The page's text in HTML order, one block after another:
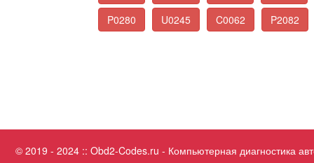
P0280
U0245 C0062 P2082
© 2019 - 2024 :: Obd2-Codes.ru - Компьютерная диагностика